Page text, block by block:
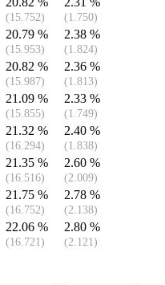
(15.752) (1.750)
20.79 %
(15.953)
2.38 %
(1.824)
20.82 %
(15.987)
2.36 %
(1.813)
21.09 %
(15.855)
2.33 %
(1.749)
21.32 %
(16.294)
2.40 %
(1.838)
21.35 %
(16.516)
2.60 %
(2.009)
21.75 %
(16.752)
2.78 %
(2.138)
22.06 %
(16.721)
2.80 %
(2.121)